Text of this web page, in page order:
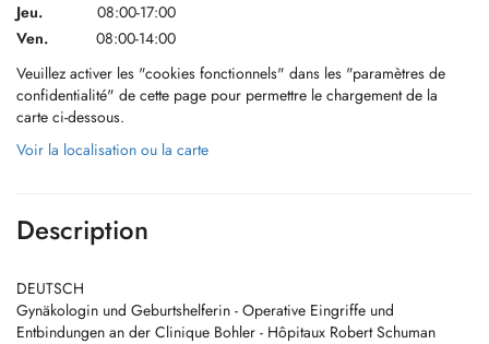
Jeu.
08:00-17:00
Ven.
08:00-14:00
Veuillez activer les "cookies fonctionnels" dans les "paramètres de
confidentialité" de cette page pour permettre le chargement de la
carte ci-dessous.
Voir la localisation ou la carte
Description
DEUTSCH
Gynäkologin und Geburtshelferin - Operative Eingriffe und
Entbindungen an der Clinique Bohler - Hôpitaux Robert Schuman